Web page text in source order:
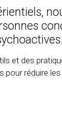
et des
pour réduire